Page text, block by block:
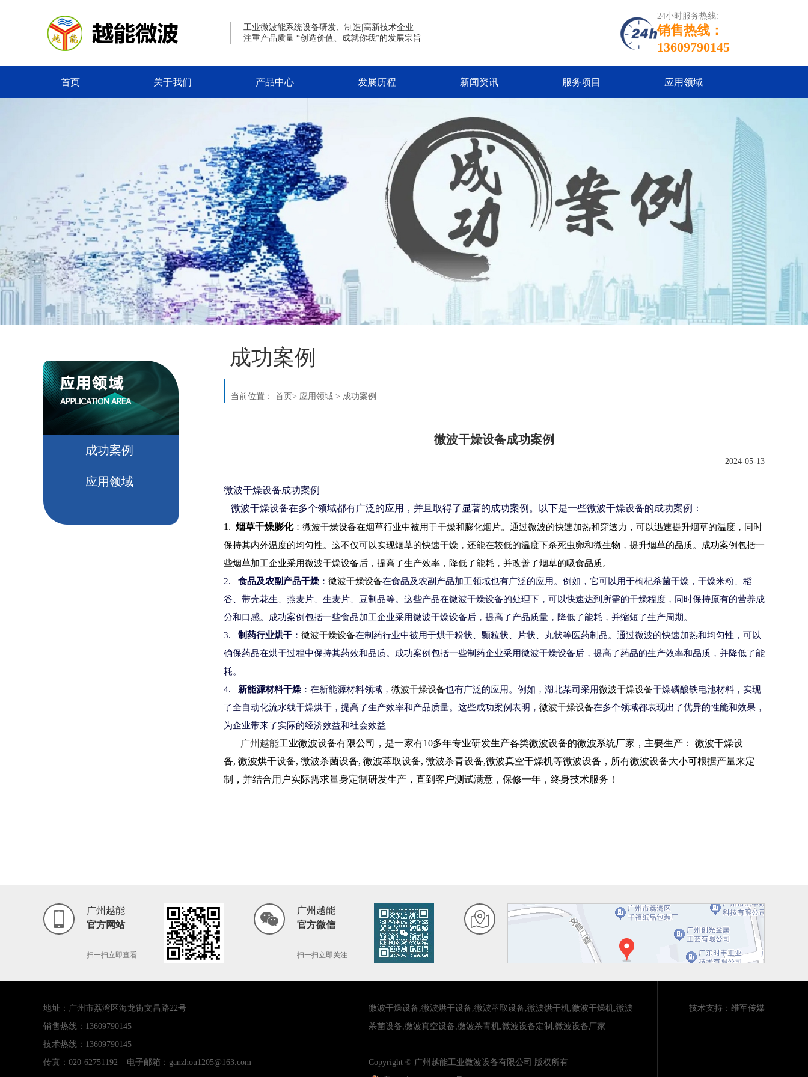
工业微波能系统设备研发、制造|高新技术企业
注重产品质量 “创造价值、成就你我”的发展宗旨
24小时服务热线:
销售热线：
13609790145
首页 关于我们 产品中心 发展历程 新闻资讯 服务项目 应用领域
成功案例
应用领域
成功案例
当前位置： 首页 > 应用领域 > 成功案例
微波干燥设备成功案例
2024-05-13
微波干燥设备成功案例
微波干燥设备在多个领域都有广泛的应用，并且取得了显著的成功案例。以下是一些微波干燥设备的成功案例：
1. 烟草干燥膨化： 微波干燥设备在烟草行业中被用于干燥和膨化烟片。通过微波的快速加热和穿透力，可以迅速提升烟草的温度，同时
保持其内外温度的均匀性。这不仅可以实现烟草的快速干燥，还能在较低的温度下杀死虫卵和微生物，提升烟草的品质。成功案例包括一
些烟草加工企业采用微波干燥设备后，提高了生产效率，降低了能耗，并改善了烟草的吸食品质。
2.
食品及农副产品干燥 ： 微波干燥设备在食品及农副产品加工领域也有广泛的应用。例如，它可以用于枸杞杀菌干燥，干燥米粉、稻
谷、带壳花生、燕麦片、生麦片、豆制品等。这些产品在微波干燥设备的处理下，可以快速达到所需的干燥程度，同时保持原有的营养成
分和口感。成功案例包括一些食品加工企业采用微波干燥设备后，提高了产品质量，降低了能耗，并缩短了生产周期。
3.
制药行业烘干 ： 微波干燥设备在制药行业中被用于烘干粉状、颗粒状、片状、丸状等医药制品。通过微波的快速加热和均匀性，可以
确保药品在烘干过程中保持其药效和品质。成功案例包括一些制药企业采用微波干燥设备后，提高了药品的生产效率和品质，并降低了能
耗。
4.
新能源材料干燥 ：在新能源材料领域， 微波干燥设备也有广泛的应用。例如，湖北某司采用微波干燥设备干燥磷酸铁电池材料， 实现
了全自动化流水线干燥烘干，提高了生产效率和产品质量。 这些成功案例表明， 微波干燥设备在多个领域都表现出了优异的性能和效果，
为企业带来了实际的经济效益和社会效益
广州越能工业微波设备有限公司，是一家有10多年专业研发生产各类微波设备的微波系统厂家 ， 主要生产： 微波干燥设
备, 微波烘干设备, 微波杀菌设备, 微波萃取设备, 微波杀青设备,微波真空干燥机等微波设备，所有微波设备大小可根据产量来定
制
， 并结合用户实际需求量身定制研发生产，直到客户测试满意， 保修一年，终身技术服务 ！
广州越能
官方网站
扫一扫立即查看
广州越能
官方微信
扫一扫立即关注
地址：广州市荔湾区海龙街文昌路22号
销售热线：13609790145
技术热线：13609790145
传真：020-62751192
电子邮箱：ganzhou1205@163.com
微波干燥设备,微波烘干设备,微波萃取设备,微波烘干机,微波干燥机,微波
杀菌设备,微波真空设备,微波杀青机,微波设备定制 ,微波设备厂家
Copyright © 广州越能工业微波设备有限公司
版权所有
技术支持： 维军传媒